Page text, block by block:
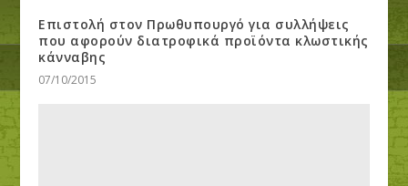
Επιστολή στον Πρωθυπουργό για συλλήψεις
που αφορούν διατροφικά προϊόντα κλωστικής
κάνναβης
07/10/2015